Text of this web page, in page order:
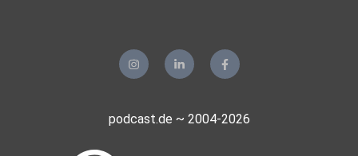
podcast.de ~ 2004-2026